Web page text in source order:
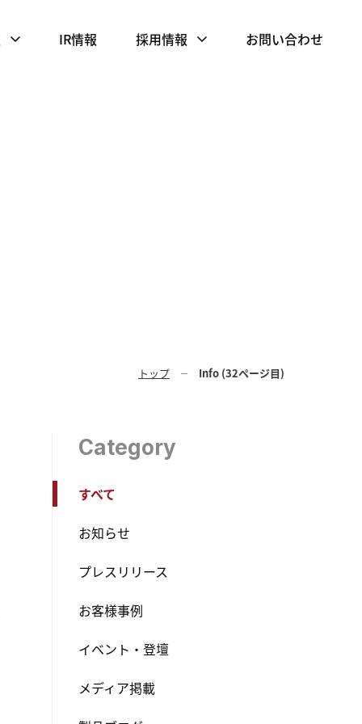
IR情報 採用情報 お問い合わせ
トップ Info (32ページ目)
Category
すべて
お知らせ
プレスリリース
お客様事例
イベント・登壇
メディア掲載